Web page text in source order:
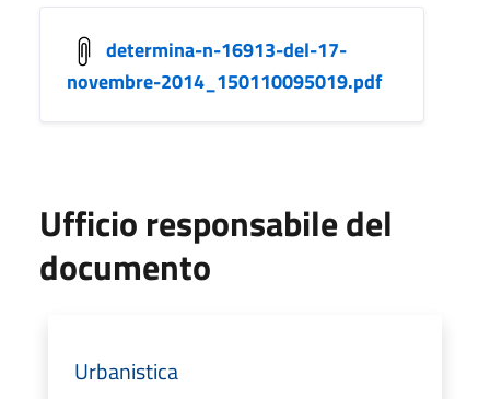
determina-n-16913-del-17-
novembre-2014_150110095019.pdf
Ufficio responsabile del
documento
Urbanistica